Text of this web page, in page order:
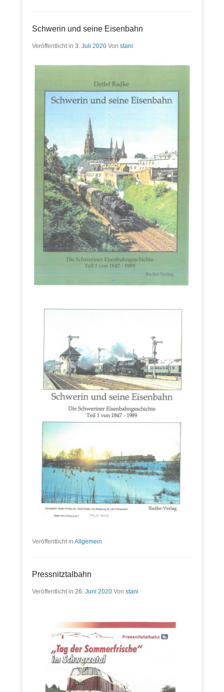
Schwerin und seine Eisenbahn
Veröffentlicht in 3. Juli 2020 Von stani
Veröffentlicht in Allgemein
Pressnitztalbahn
Veröffentlicht in 26. Juni 2020 Von stani